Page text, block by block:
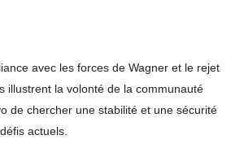
avec les forces de Wagner et le rejet
illustrent la volonté de la communauté
de chercher une stabilité et une sécurité
actuels.